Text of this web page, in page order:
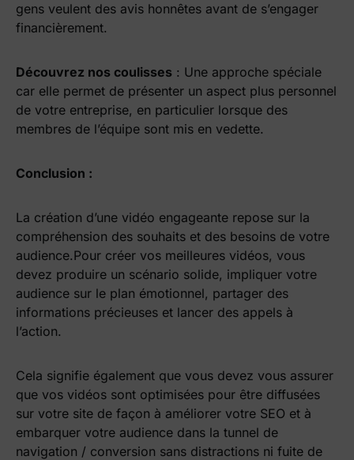
gens veulent des avis honnêtes avant de s’engager
financièrement.
Découvrez nos coulisses : Une approche spéciale
car elle permet de présenter un aspect plus personnel
de votre entreprise, en particulier lorsque des
membres de l’équipe sont mis en vedette.
Conclusion :
La création d’une vidéo engageante repose sur la
compréhension des souhaits et des besoins de votre
audience.Pour créer vos meilleures vidéos, vous
devez produire un scénario solide, impliquer votre
audience sur le plan émotionnel, partager des
informations précieuses et lancer des appels à
l’action.
Cela signifie également que vous devez vous assurer
que vos vidéos sont optimisées pour être diffusées
sur votre site de façon à améliorer votre SEO et à
embarquer votre audience dans la tunnel de
navigation / conversion sans distractions ni fuite de